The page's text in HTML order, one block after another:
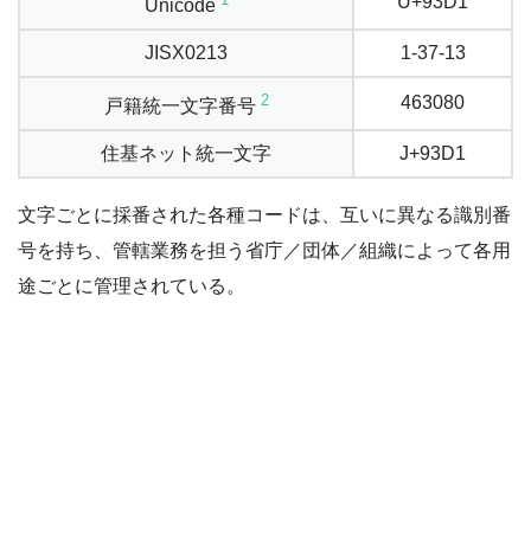
Unicode
JISX0213 1-37-13
戸籍統一文字番号 2 463080
住基ネット統一文字 J+93D1
文字ごとに採番された各種コードは、互いに異なる識別番
号を持ち、管轄業務を担う省庁／団体／組織によって各用
途ごとに管理されている。